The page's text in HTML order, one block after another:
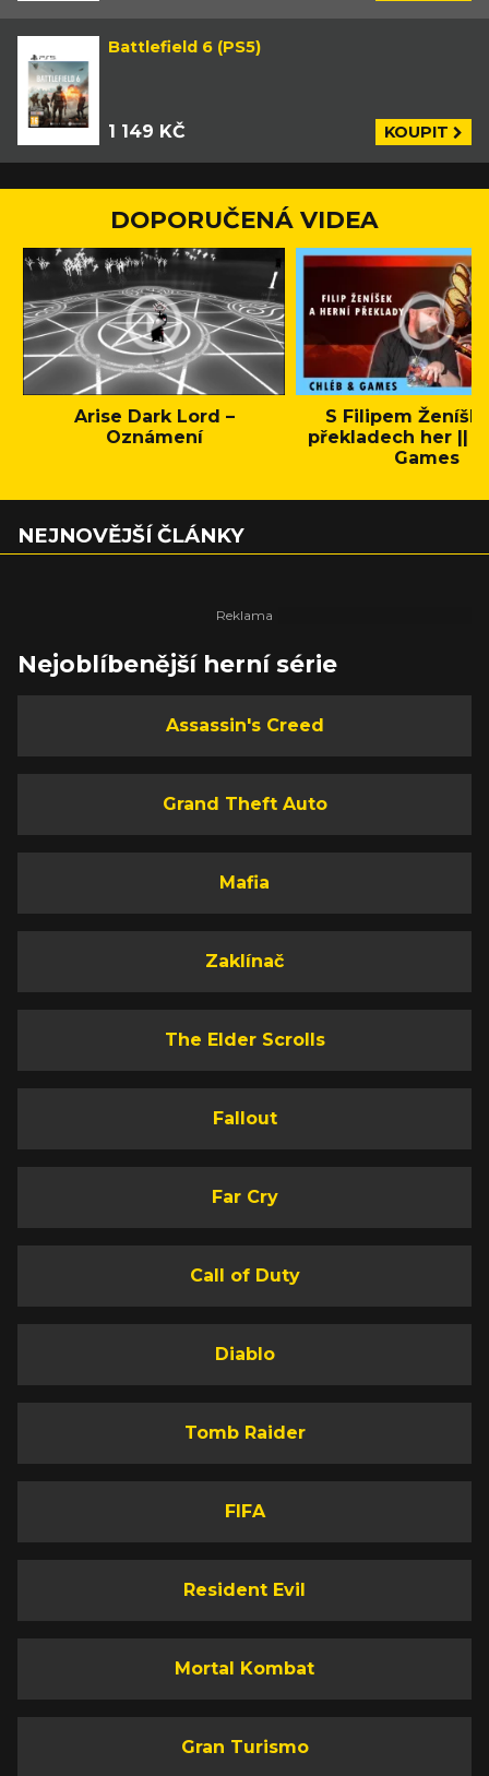
Battlefield 6 (PS5)
1 149 KČ KOUPIT
DOPORUČENÁ VIDEA
Arise Dark Lord –
Oznámení
S Filipem
překladech her ||
Games
NEJNOVĚJŠÍ ČLÁNKY
Nejoblíbenější herní série
Assassin's Creed
Grand Theft Auto
Mafia
Zaklínač
The Elder Scrolls
Fallout
Far Cry
Call of Duty
Diablo
Tomb Raider
FIFA
Resident Evil
Mortal Kombat
Gran Turismo